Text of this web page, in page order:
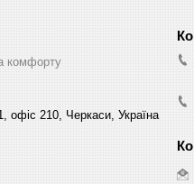
комфорту
офіс 210, Черкаси, Україна